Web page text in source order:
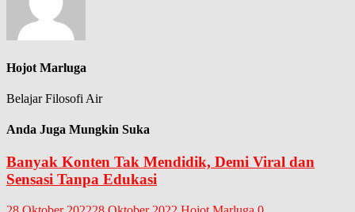
Hojot Marluga
Belajar Filosofi Air
Anda Juga Mungkin Suka
Banyak Konten Tak Mendidik, Demi Viral dan
Sensasi Tanpa Edukasi